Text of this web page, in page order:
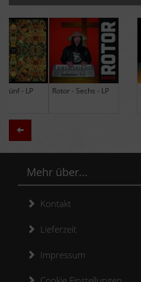
Rotor - Sechs - LP Rotor -
Zurück
Mehr über...
Kontakt
Lieferzeit
Impressum